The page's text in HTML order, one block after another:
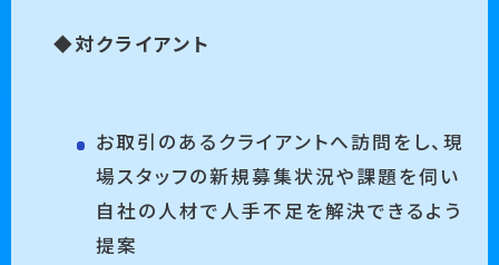
◆対クライアント
お取引のあるクライアントへ訪問をし、現
場スタッフの新規募集状況や課題を伺い
自社の人材で人手不足を解決できるよう
提案